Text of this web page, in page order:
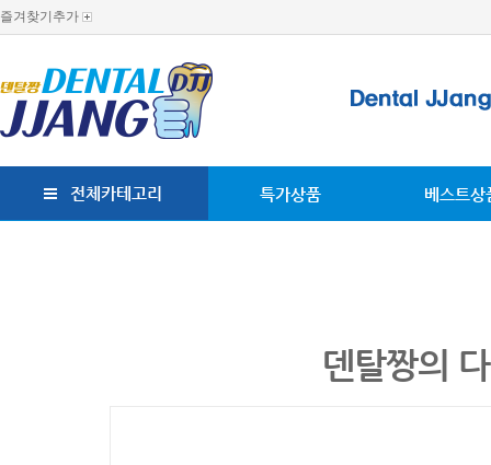
즐겨찾기추가
전체카테고리 특가상품 베스트상
덴탈짱의